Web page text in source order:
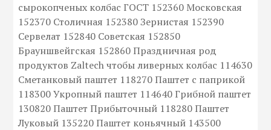
сырокопченых колбас ГОСТ 152360 Московская
152370 Столичная 152380 Зернистая 152390
Сервелат 152840 Советская 152850
Брауншвейгская 152860 Праздничная род
продуктов Zaltech чтобы ливерных колбас 114630
Сметанковый паштет 118270 Паштет с паприкой
118300 Укропный паштет 114640 Грибной паштет
130820 Паштет Прибыточный 118280 Паштет
Луковый 135220 Паштет коньячный 143500